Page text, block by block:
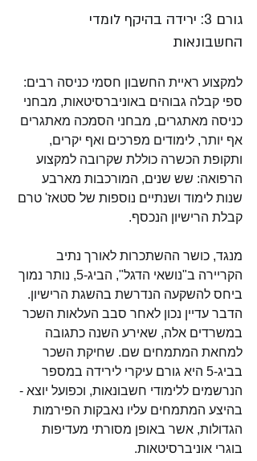
גורם 3: ירידה בהיקף לומדי
החשבונאות
למקצוע ראיית החשבון חסמי כניסה רבים:
ספי קבלה גבוהים באוניברסיטאות, מבחני
כניסה מאתגרים, מבחני הסמכה מאתגרים
אף יותר, לימודים מפרכים ואף יקרים,
ותקופת הכשרה כוללת שקרובה למקצוע
הרפואה: שש שנים, המורכבות מארבע
שנות לימוד ושנתיים נוספות של סטאז' טרם
קבלת הרישיון הנכסף.
מנגד, כושר ההשתכרות לאורך נתיב
הקריירה ב"נושאי הדגל", הביג-5, נותר נמוך
ביחס להשקעה הנדרשת בהשגת הרישיון.
הדבר עדיין נכון לאחר סבב העלאות השכר
במשרדים אלה, שאירע השנה כתגובה
למחאת המתמחים שם. שחיקת השכר
בביג-5 היא גורם עיקרי לירידה במספר
הנרשמים ללימודי חשבונאות, וכפועל יוצא -
בהיצע המתמחים עליו נאבקות הפירמות
הגדולות, אשר באופן מסורתי מעדיפות
בוגרי אוניברסיטאות.